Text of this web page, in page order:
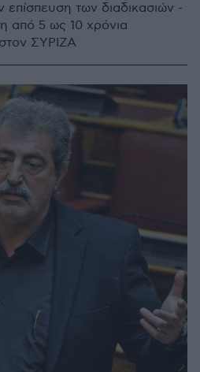
των διαδικασιών -
από 5 ως 10 χρόνια
ΣΥΡΙΖΑ